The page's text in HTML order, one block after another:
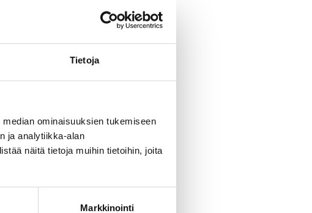
Tietoja
ominaisuuksien tukemiseen
ja analytiikka-alan
näitä tietoja muihin tietoihin, joita
Markkinointi